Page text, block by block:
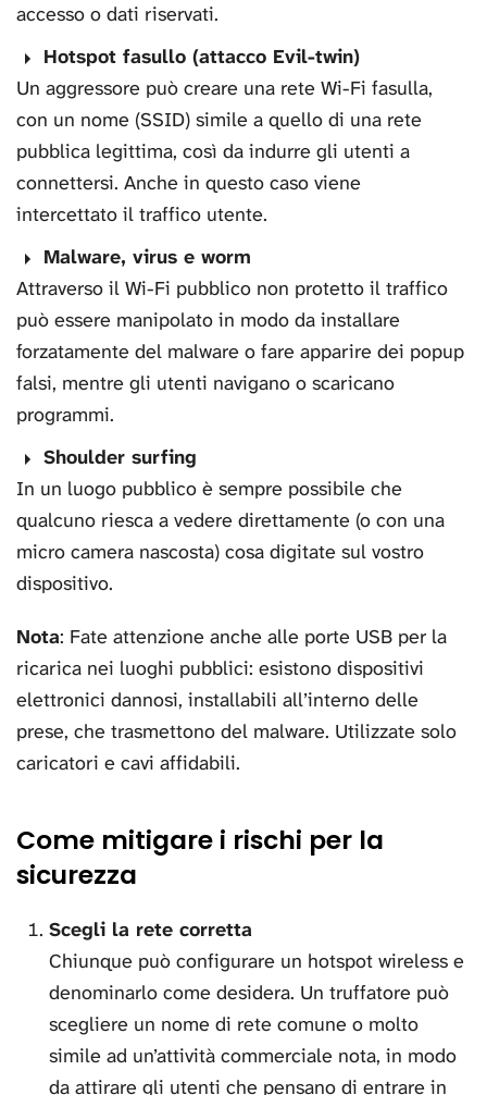
accesso o dati riservati.
Hotspot fasullo (attacco Evil-twin)
Un aggressore può creare una rete Wi-Fi fasulla,
con un nome (SSID) simile a quello di una rete
pubblica legittima, così da indurre gli utenti a
connettersi. Anche in questo caso viene
intercettato il traffico utente.
Malware, virus e worm
Attraverso il Wi-Fi pubblico non protetto il traffico
può essere manipolato in modo da installare
forzatamente del malware o fare apparire dei popup
falsi, mentre gli utenti navigano o scaricano
programmi.
Shoulder surfing
In un luogo pubblico è sempre possibile che
qualcuno riesca a vedere direttamente (o con una
micro camera nascosta) cosa digitate sul vostro
dispositivo.
Nota: Fate attenzione anche alle porte USB per la
ricarica nei luoghi pubblici: esistono dispositivi
elettronici dannosi, installabili all’interno delle
prese, che trasmettono del malware. Utilizzate solo
caricatori e cavi affidabili.
Come mitigare i rischi per la
sicurezza
Scegli la rete corretta
Chiunque può configurare un hotspot wireless e
denominarlo come desidera. Un truffatore può
scegliere un nome di rete comune o molto
simile ad un’attività commerciale nota, in modo
da attirare gli utenti che pensano di entrare in